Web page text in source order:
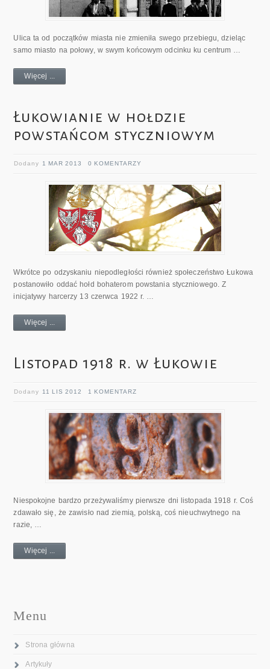
Ulica ta od początków miasta nie zmieniła swego przebiegu, dzieląc
samo miasto na połowy, w swym końcowym odcinku ku centrum …
Więcej ...
Łukowianie w hołdzie
powstańcom styczniowym
Dodany 1 MAR 2013 0 KOMENTARZY
Wkrótce po odzyskaniu niepodległości również społeczeństwo Łukowa
postanowiło oddać hołd bohaterom powstania styczniowego. Z
inicjatywy harcerzy 13 czerwca 1922 r. …
Więcej ...
Listopad 1918 r. w Łukowie
Dodany 11 LIS 2012 1 KOMENTARZ
Niespokojne bardzo przeżywaliśmy pierwsze dni listopada 1918 r. Coś
zdawało się, że zawisło nad ziemią, polską, coś nieuchwytnego na
razie, …
Więcej ...
Menu
Strona główna
Artykuły